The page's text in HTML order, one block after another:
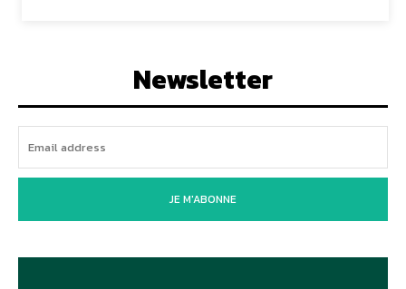
Newsletter
JE M'ABONNE